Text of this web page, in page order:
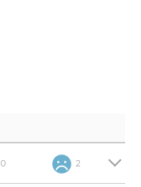
0 2